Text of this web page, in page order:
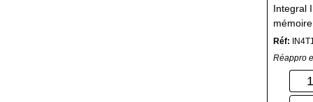
Integral
pin
Réf:
Réappro